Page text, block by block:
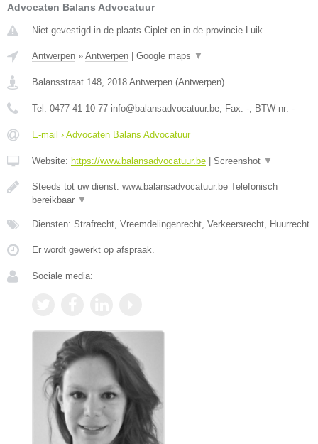
Advocaten Balans Advocatuur
Niet gevestigd in de plaats Ciplet en in de provincie Luik.
Antwerpen » Antwerpen Google maps ▼
Balansstraat 148, 2018 Antwerpen (Antwerpen)
Tel: 0477 41 10 77 info@balansadvocatuur.be, Fax: -, BTW-nr: -
E-mail › Advocaten Balans Advocatuur
Website: https://www.balansadvocatuur.be Screenshot ▼
Steeds tot uw dienst. www.balansadvocatuur.be Telefonisch
bereikbaar ▼
Diensten: Strafrecht, Vreemdelingenrecht, Verkeersrecht, Huurrecht
Er wordt gewerkt op afspraak.
Sociale media: